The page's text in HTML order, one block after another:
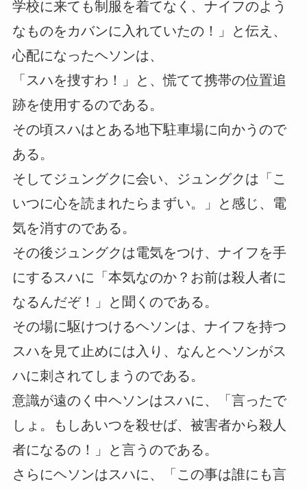
学校に来ても制服を着てなく、ナイフのよう
なものをカバンに入れていたの！」と伝え、
心配になったヘソンは、
「スハを捜すわ！」と、慌てて携帯の位置追
跡を使用するのである。
その頃スハはとある地下駐車場に向かうので
ある。
そしてジュングクに会い、ジュングクは「こ
いつに心を読まれたらまずい。」と感じ、電
気を消すのである。
その後ジュングクは電気をつけ、ナイフを手
にするスハに「本気なのか？お前は殺人者に
なるんだぞ！」と聞くのである。
その場に駆けつけるヘソンは、ナイフを持つ
スハを見て止めには入り、なんとヘソンがス
ハに刺されてしまうのである。
意識が遠のく中ヘソンはスハに、「言ったで
しょ。もしあいつを殺せば、被害者から殺人
者になるの！」と言うのである。
さらにヘソンはスハに、「この事は誰にも言